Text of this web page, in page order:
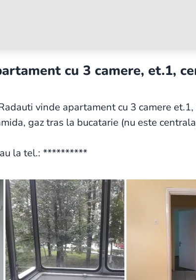
cu 3 camere, et.1,
vinde apartament cu 3 camere
gaz tras la bucatarie (nu este
la tel.: **********